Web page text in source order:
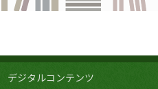
デジタルコンテンツ